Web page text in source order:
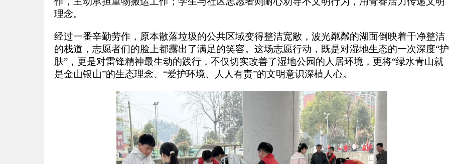
理念。
经过一番辛勤劳作，原本散落垃圾的公共区域变得整洁宽敞，波光粼粼的湖面倒映着干净整洁
的栈道，志愿者们的脸上都露出了满足的笑容。这场志愿行动，既是对湿地生态的一次深度“护
肤”，更是对雷锋精神最生动的践行，不仅切实改善了湿地公园的人居环境，更将“绿水青山就
是金山银山”的生态理念、“爱护环境、人人有责”的文明意识深植人心。